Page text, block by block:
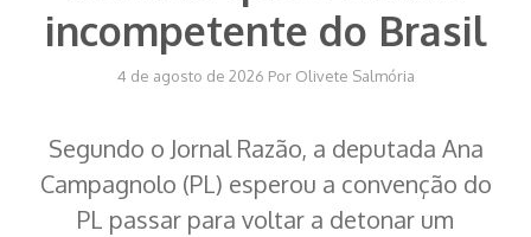
incompetente do Brasil
4 de agosto de 2026 Por Olivete Salmória
Segundo o Jornal Razão, a deputada Ana
Campagnolo (PL) esperou a convenção do
PL passar para voltar a detonar um